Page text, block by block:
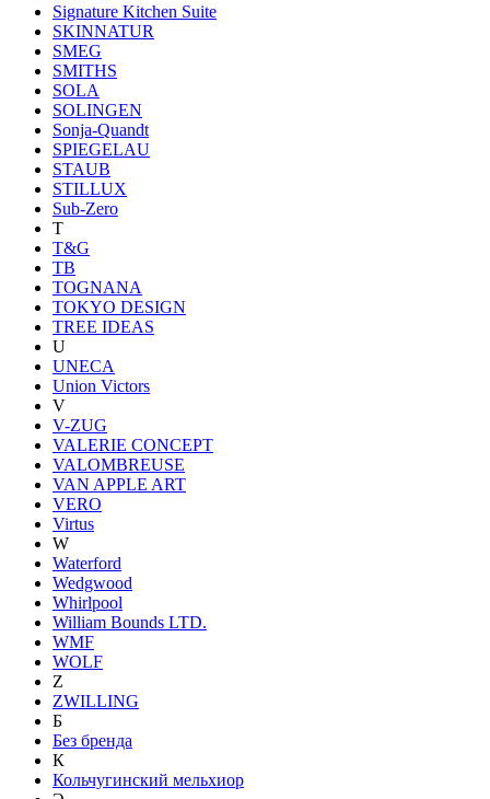
Signature Kitchen Suite
SKINNATUR
SMEG
SMITHS
SOLA
SOLINGEN
Sonja-Quandt
SPIEGELAU
STAUB
STILLUX
Sub-Zero
T
T&G
TB
TOGNANA
TOKYO DESIGN
TREE IDEAS
U
UNECA
Union Victors
V
V-ZUG
VALERIE CONCEPT
VALOMBREUSE
VAN APPLE ART
VERO
Virtus
W
Waterford
Wedgwood
Whirlpool
William Bounds LTD.
WMF
WOLF
Z
ZWILLING
Б
Без бренда
К
Кольчугинский мельхиор